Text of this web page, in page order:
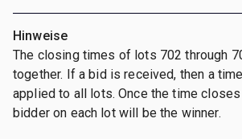
Hinweise
The closing times of lots 702 through
together. If a bid is received, then a
applied to all lots. Once the time
bidder on each lot will be the winner.